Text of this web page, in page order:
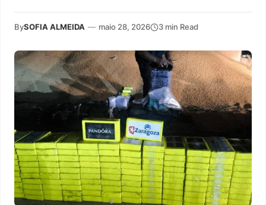
BySOFIA ALMEIDA — maio 28, 2026 3 min Read